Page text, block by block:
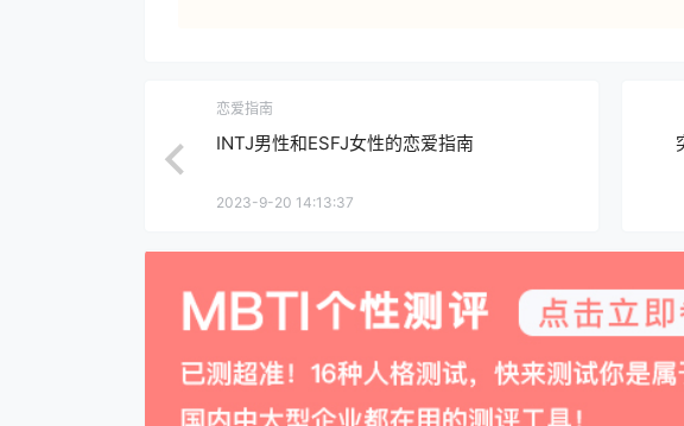
恋爱指南
INTJ男性和ESFJ女性的恋爱指南
2023-9-20 14:13:37